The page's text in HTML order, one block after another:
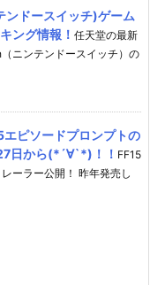
ドースイッチ)ゲーム
ング情報！ 任天堂の最新
ニンテンドースイッチ）の
エピソードプロンプトの
日から(*´∀`*)！！ FF15
ーラー公開！ 昨年発売し